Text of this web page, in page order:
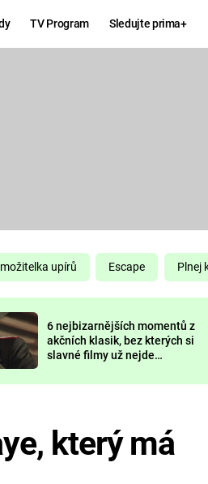
TV Program Sledujte prima+
upírů Escape Plnej
6 nejbizarnějších momentů z
akčních klasik, bez kterých si
slavné filmy už nejde
který má